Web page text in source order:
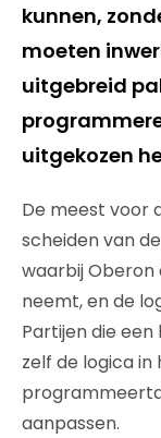
kunnen,
moeten
uitgebreid
uitgekozen
De meest voor
scheiden van
waarbij Oberon
neemt, en de
Partijen die
zelf de logica
aanpassen.